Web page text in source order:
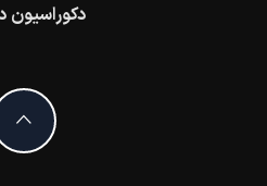
دکوراسیون